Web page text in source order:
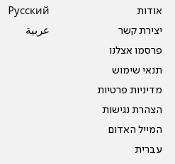
אודות
יצירת קשר
פרסמו אצלנו
תנאי שימוש
מדיניות פרטיות
הצהרת נגישות
המייל האדום
עברית
Pусский
عربية